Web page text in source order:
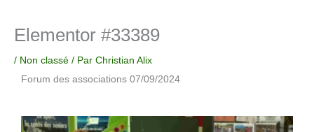
Elementor #33389
/ Non classé / Par Christian Alix
Forum des associations 07/09/2024